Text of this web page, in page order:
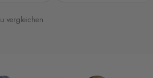
vergleichen